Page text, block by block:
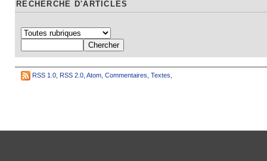
RECHERCHE D'ARTICLES
RSS 1.0 RSS 2.0 Atom Commentaires Textes